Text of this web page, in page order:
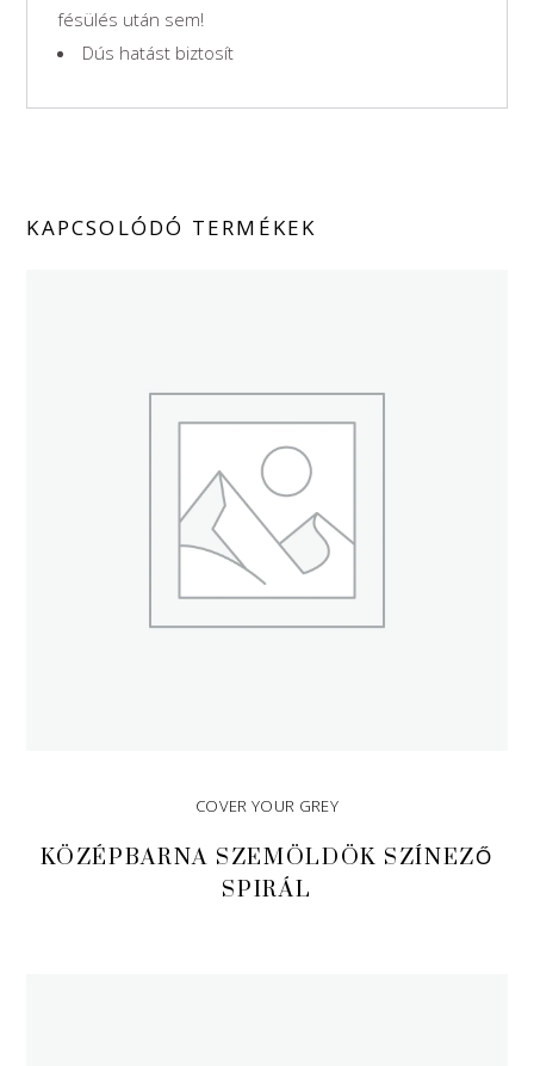
fésülés után sem!
Dús hatást biztosít
KAPCSOLÓDÓ TERMÉKEK
COVER YOUR GREY
KÖZÉPBARNA SZEMÖLDÖK SZÍNEZŐ
SPIRÁL